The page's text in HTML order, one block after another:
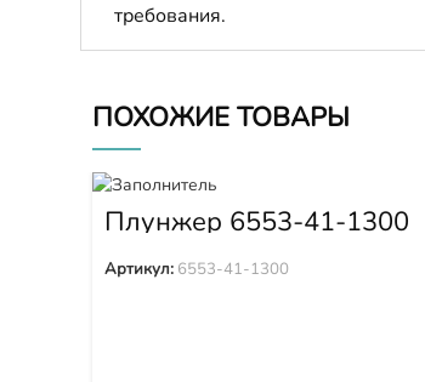
требования.
ПОХОЖИЕ ТОВАРЫ
Плунжер 6553-41-1300
Артикул: 6553-41-1300